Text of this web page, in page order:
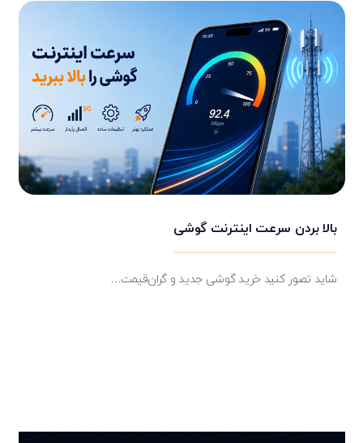
بالا بردن سرعت اینترنت گوشی
شاید تصور کنید خرید گوشی جدید و گران‌قیمت…